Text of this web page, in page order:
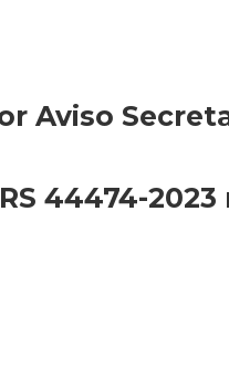
Aviso
44474-